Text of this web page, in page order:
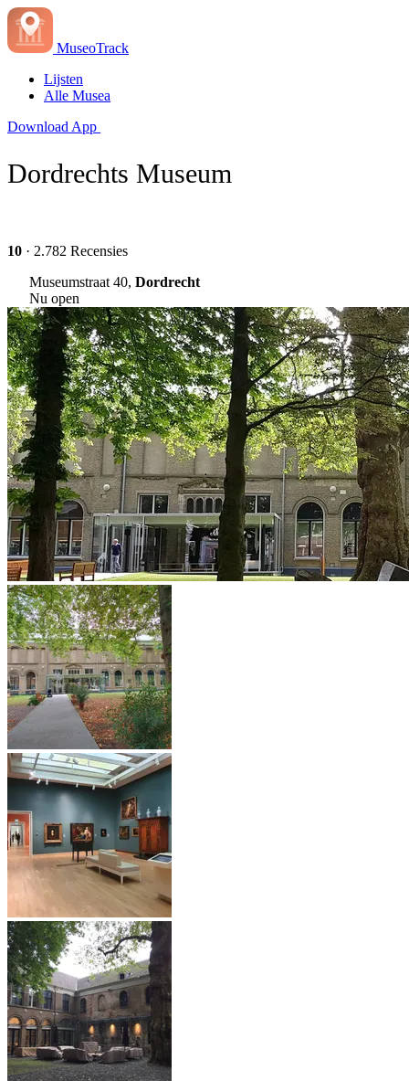
MuseoTrack
Lijsten
Alle Musea
Download App
Dordrechts Museum
10 · 2.782 Recensies
Museumstraat 40, Dordrecht
Nu open